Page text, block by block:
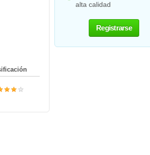
alta calidad
Registrarse